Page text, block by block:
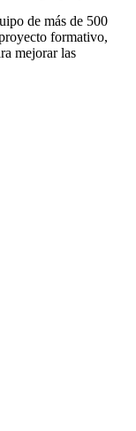
de más de 500
formativo,
mejorar las